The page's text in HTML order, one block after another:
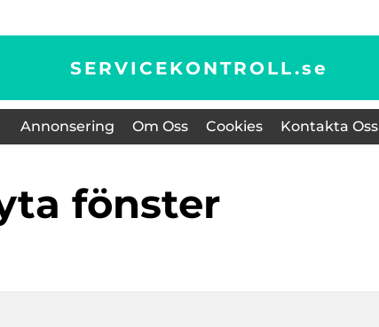
SERVICEKONTROLL.se
Annonsering Om Oss Cookies Kontakta Oss
fönster